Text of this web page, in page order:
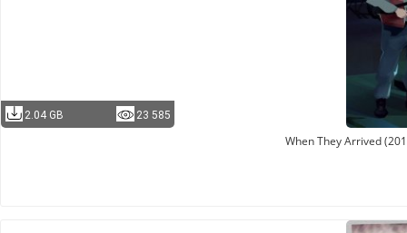
2.04 GB 23 585
When They Arrived